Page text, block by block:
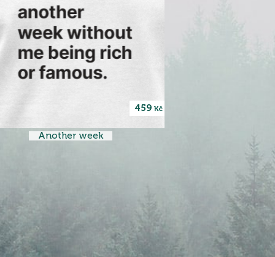
459 Kč
Another week